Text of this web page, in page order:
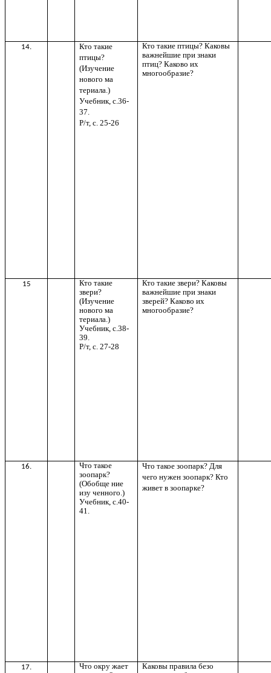
14.
Кто такие
птицы?
(Изучение
нового ма
териала.)
Учебник, с.36-
37.
Р/т, с. 25-26
Кто такие птицы? Каковы
важнейшие при знаки
птиц? Каково их
многообразие?
15
Кто такие
звери?
(Изучение
нового ма
териала.)
Учебник, с.38-
39.
Р/т, с. 27-28
Кто такие звери? Каковы
важнейшие при знаки
зверей? Каково их
многообразие?
16.
Что такое
зоопарк?
(Обобще ние
изу ченного.)
Учебник, с.40-
41.
Что такое зоопарк? Для
чего нужен зоопарк? Кто
живет в зоопарке?
17.
Что окру жает
Каковы правила безо